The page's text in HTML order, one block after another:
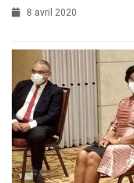
8 avril 2020